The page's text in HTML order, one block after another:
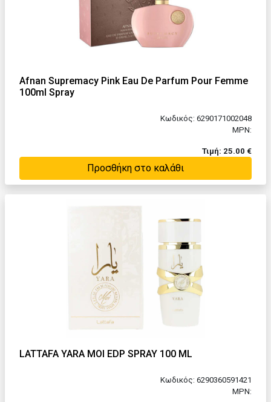
Afnan Supremacy Pink Eau De Parfum Pour Femme
100ml Spray
Κωδικός: 6290171002048
MPN:
Τιμή: 25.00 €
Προσθήκη στο καλάθι
LATTAFA YARA MOI EDP SPRAY 100 ML
Κωδικός: 6290360591421
MPN: